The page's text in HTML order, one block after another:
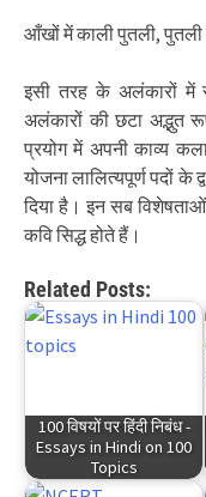
आँखों में काली पुतली,
इसी तरह के अलंकारों में
अलंकारों की छटा अद्भुत
प्रयोग में अपनी काव्य
योजना लालित्यपूर्ण पदों के
दिया है। इन सब
कवि सिद्ध होते हैं।
Related Posts:
100 विषयों पर हिंदी निबंध -
Essays in Hindi on 100
Topics